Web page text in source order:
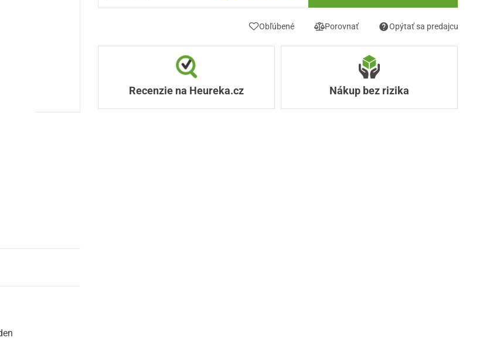
Obľúbené Porovnať Opýtať sa predajcu
Recenzie na Heureka.cz Nákup bez rizika